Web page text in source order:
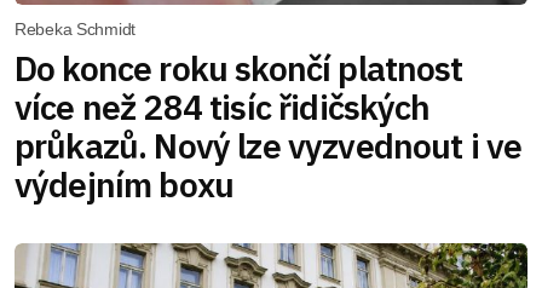
Rebeka Schmidt
Do konce roku skončí platnost
více než 284 tisíc řidičských
průkazů. Nový lze vyzvednout i ve
výdejním boxu